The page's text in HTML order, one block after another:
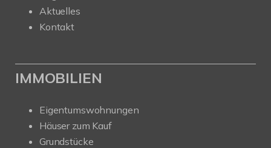
Aktuelles
Kontakt
IMMOBILIEN
Eigentumswohnungen
Häuser zum Kauf
Grundstücke